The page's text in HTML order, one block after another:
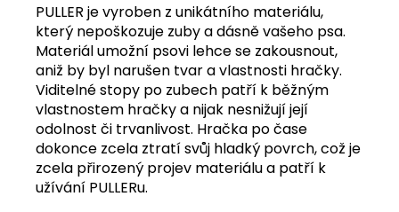
PULLER je vyroben z unikátního materiálu,
který nepoškozuje zuby a dásně vašeho psa.
Materiál umožní psovi lehce se zakousnout,
aniž by byl narušen tvar a vlastnosti hračky.
Viditelné stopy po zubech patří k běžným
vlastnostem hračky a nijak nesnižují její
odolnost či trvanlivost. Hračka po čase
dokonce zcela ztratí svůj hladký povrch, což je
zcela přirozený projev materiálu a patří k
užívání PULLERu.